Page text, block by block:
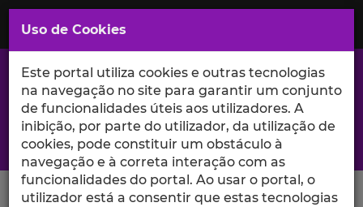
Saltar
para
Conteúdo
Principal
A excelência da investigação e ciência no Iscte
Search Button
Uso de Cookies
Este portal utiliza cookies e outras tecnologias
na navegação no site para garantir um conjunto
de funcionalidades úteis aos utilizadores. A
inibição, por parte do utilizador, da utilização de
cookies, pode constituir um obstáculo à
navegação e à correta interação com as
funcionalidades do portal. Ao usar o portal, o
utilizador está a consentir que estas tecnologias